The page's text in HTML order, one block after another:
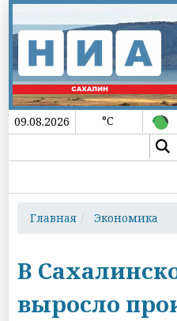
09.08.2026 °C
Главная Экономика
В
выросло